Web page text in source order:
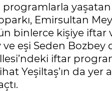
programlarla yaşatan
Emirsultan
binlerce kişiye
eşi Seden Bozbey
iftar
Yeşiltaş’ın da yer